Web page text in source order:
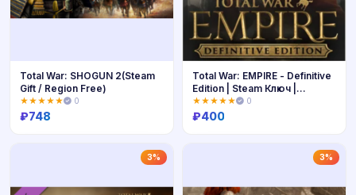
Total War: SHOGUN 2(Steam
Gift / Region Free)
★★★★★ 0
₽748
Total War: EMPIRE - Definitive
Edition | Steam Ключ |
РФ+МИР | + Подарок
★★★★★ 0
₽400
3% 3%